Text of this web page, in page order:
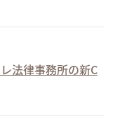
法律事務所の新C